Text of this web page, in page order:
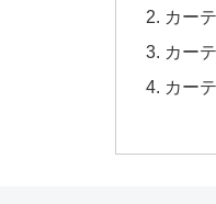
カー
カー
カー